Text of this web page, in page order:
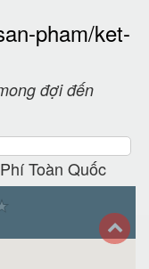
pham/ket-
đợi đến
Toàn Quốc